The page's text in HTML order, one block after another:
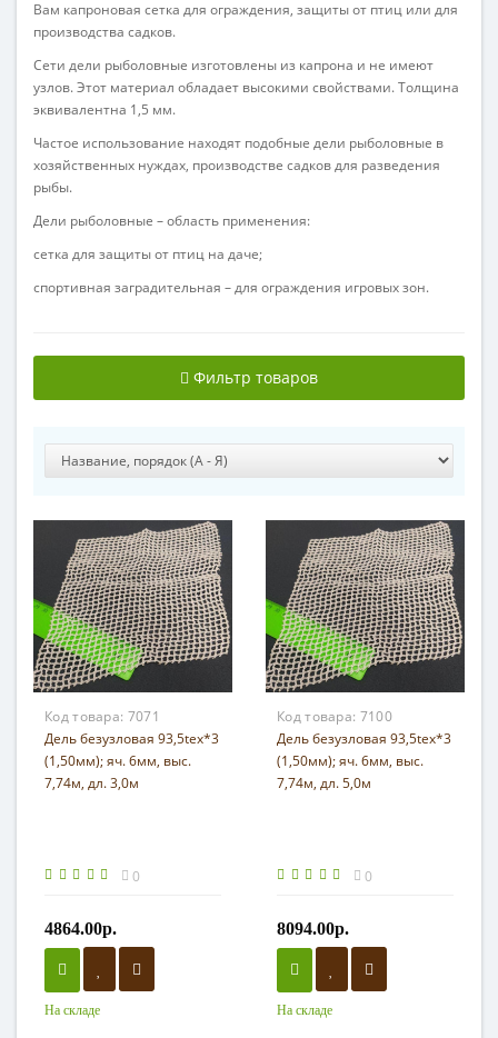
Вам капроновая сетка для ограждения, защиты от птиц или для
производства садков.
Сети дели рыболовные изготовлены из капрона и не имеют
узлов. Этот материал обладает высокими свойствами. Толщина
эквивалентна 1,5 мм.
Частое использование находят подобные дели рыболовные в
хозяйственных нуждах, производстве садков для разведения
рыбы.
Дели рыболовные – область применения:
сетка для защиты от птиц на даче;
спортивная заградительная – для ограждения игровых зон.
Фильтр товаров
Код товара: 7071
Дель безузловая 93,5tex*3
(1,50мм); яч. 6мм, выс.
7,74м, дл. 3,0м
0
4864.00р.
На складе
Код товара: 7100
Дель безузловая 93,5tex*3
(1,50мм); яч. 6мм, выс.
7,74м, дл. 5,0м
0
8094.00р.
На складе